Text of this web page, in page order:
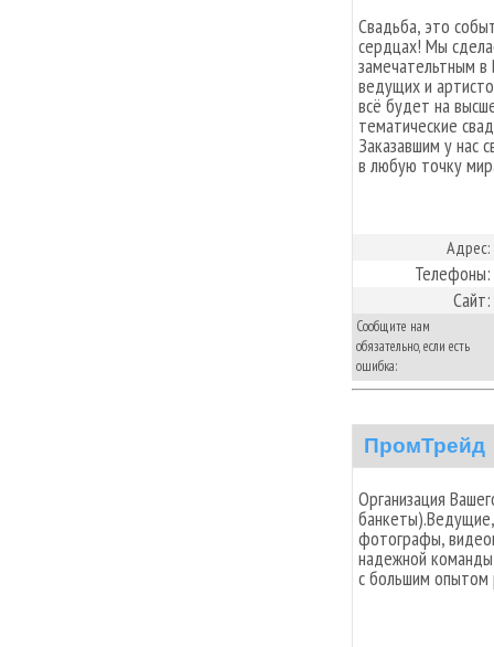
Свадьба, это
сердцах! Мы
замечательтным
ведущих и
всё будет на
тематические
Заказавшим у нас
в любую точку
Адрес:
Телефоны:
Сайт:
Сообщите нам
обязательно, если есть
ошибка:
ПромТрейд
Организация
фотографы,
надежной
с большим